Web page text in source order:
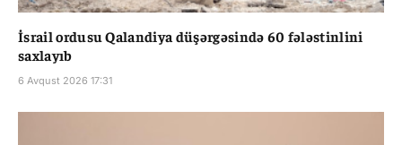
İsrail ordusu Qalandiya düşərgəsində 60 fələstinlini
saxlayıb
6 Avqust 2026 17:31